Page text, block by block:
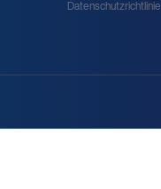
Datenschutzrichtlinie